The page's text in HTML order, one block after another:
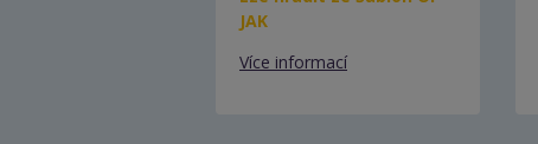
JAK
Více informací